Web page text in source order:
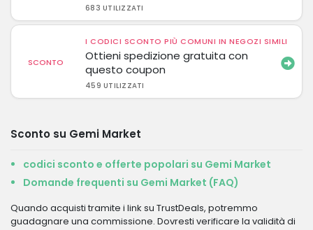
683 UTILIZZATI
SCONTO
I CODICI SCONTO PIÙ COMUNI IN NEGOZI SIMILI
Ottieni spedizione gratuita con
questo coupon
459 UTILIZZATI
Sconto su Gemi Market
codici sconto e offerte popolari su Gemi Market
Domande frequenti su Gemi Market (FAQ)
Quando acquisti tramite i link su TrustDeals, potremmo
guadagnare una commissione. Dovresti verificare la validità di